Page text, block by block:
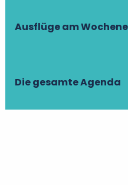
Ausflüge am
Die gesamte Agenda